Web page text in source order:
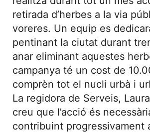
retirada d’herbes a la via
voreres. Un equip es
pentinant la ciutat durant
anar eliminant aquestes
campanya té un cost de
comprèn tot el nucli urbà i
La regidora de Serveis,
creu que l’acció és
contribuint progressivament